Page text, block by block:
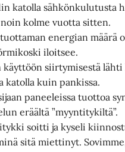
katolla sähkönkulutusta
kolme vuotta sitten.
energian määrä
iloitsee.
siirtymisestä
katolla kuin pankissa.
paneeleissa tuottoa
eräältä ”myyntitykiltä”.
soitti ja kyseli
sitä miettinyt.